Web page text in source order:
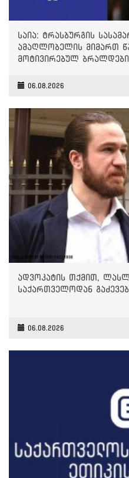
საია: ტრასბურგის
ამაღლობელის მიმართ
მოტივირებულ
06.08.2026
ადვოკატის თქმით,
საქართველოდან
06.08.2026